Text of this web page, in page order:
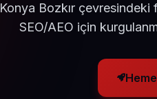
Konya Bozkır
SEO/AEO için